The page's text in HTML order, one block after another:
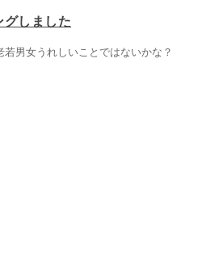
グしました
男女うれしいことではないかな？